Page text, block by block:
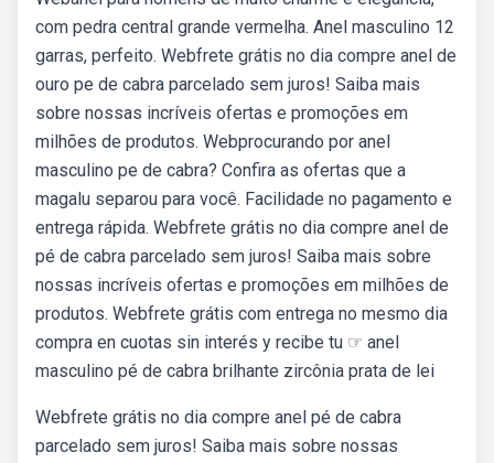
com pedra central grande vermelha. Anel masculino 12
garras, perfeito. Webfrete grátis no dia compre anel de
ouro pe de cabra parcelado sem juros! Saiba mais
sobre nossas incríveis ofertas e promoções em
milhões de produtos. Webprocurando por anel
masculino pe de cabra? Confira as ofertas que a
magalu separou para você. Facilidade no pagamento e
entrega rápida. Webfrete grátis no dia compre anel de
pé de cabra parcelado sem juros! Saiba mais sobre
nossas incríveis ofertas e promoções em milhões de
produtos. Webfrete grátis com entrega no mesmo dia
compra en cuotas sin interés y recibe tu ☞ anel
masculino pé de cabra brilhante zircônia prata de lei
Webfrete grátis no dia compre anel pé de cabra
parcelado sem juros! Saiba mais sobre nossas